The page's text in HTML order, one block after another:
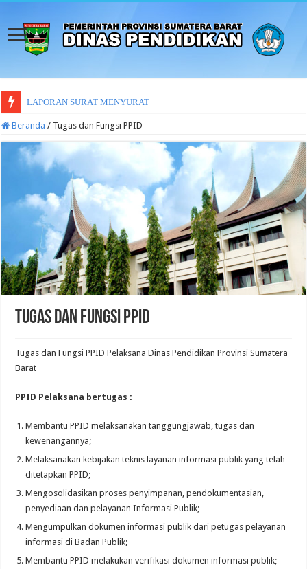
LAPORAN SURAT MENYURAT
Beranda / Tugas dan Fungsi PPID
Tugas dan Fungsi PPID
Tugas dan Fungsi PPID Pelaksana Dinas Pendidikan Provinsi Sumatera
Barat
PPID Pelaksana bertugas :
Membantu PPID melaksanakan tanggungjawab, tugas dan
kewenangannya;
Melaksanakan kebijakan teknis layanan informasi publik yang telah
ditetapkan PPID;
Mengosolidasikan proses penyimpanan, pendokumentasian,
penyediaan dan pelayanan Informasi Publik;
Mengumpulkan dokumen informasi publik dari petugas pelayanan
informasi di Badan Publik;
Membantu PPID melakukan verifikasi dokumen informasi publik;